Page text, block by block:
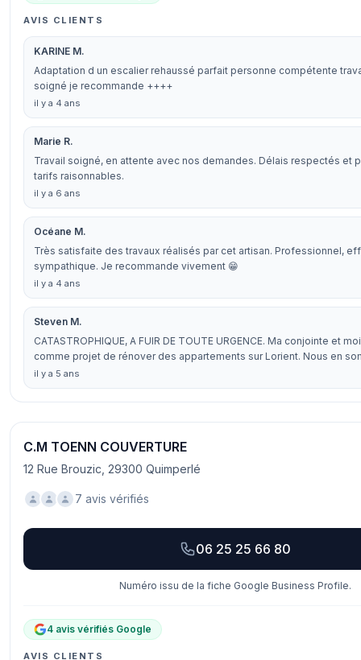
AVIS CLIENTS
KARINE M.
Adaptation d un escalier rehaussé parfait personne compétente
soigné je recommande ++++
il y a 4 ans
Marie R.
Travail soigné, en attente avec nos demandes. Délais respectés et
tarifs raisonnables.
il y a 6 ans
Océane M.
Très satisfaite des travaux réalisés par cet artisan. Professionnel,
sympathique. Je recommande vivement 😁
il y a 4 ans
Steven M.
CATASTROPHIQUE, A FUIR DE TOUTE URGENCE. Ma conjointe et
comme projet de rénover des appartements sur Lorient. Nous en
il y a 5 ans
C.M TOENN COUVERTURE
12 Rue Brouzic, 29300 Quimperlé
7 avis vérifiés
06 25 25 66 80
Numéro issu de la fiche Google Business Profile.
4 avis vérifiés Google
AVIS CLIENTS